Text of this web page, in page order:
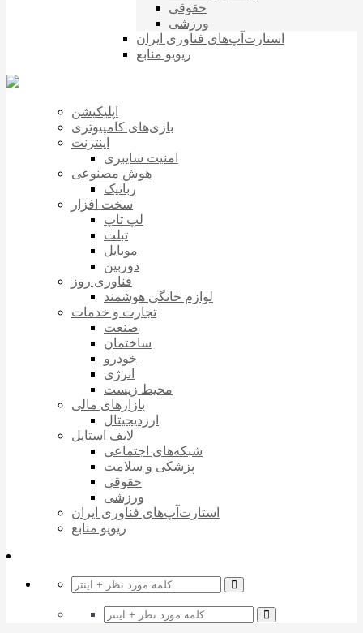
حقوقی
ورزشی
استارت‌آپ‌های فناوری ایران
ریویو منابع
اپلیکیشن
بازی‌های کامپیوتری
اینترنت
امنیت سایبری
هوش مصنوعی
رباتیک
سخت افزار
لپ تاپ
تبلت
موبایل
دوربین
فناوری روز
لوازم خانگی هوشمند
تجارت و خدمات
صنعت
ساختمان
خودرو
انرژی
محیط زیست
بازارهای مالی
ارزدیجیتال
لایف استایل
شبکه‌های اجتماعی
پزشکی و سلامت
حقوقی
ورزشی
استارت‌آپ‌های فناوری ایران
ریویو منابع